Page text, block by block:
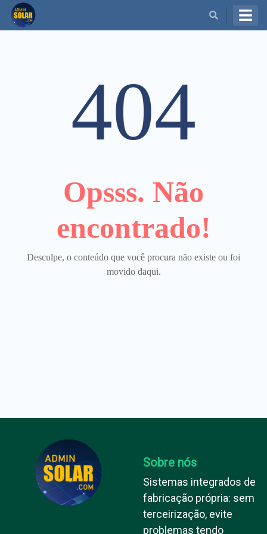
404
Opsss. Não
encontrado!
Desculpe, o conteúdo que você procura não existe ou foi
movido daqui.
Sobre nós
Sistemas integrados de
fabricação própria: sem
terceirização, evite
problemas tendo